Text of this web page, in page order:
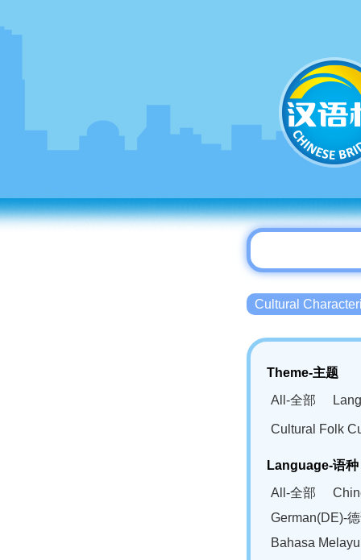
Cultural
Theme-主题
All-全部
Cultural Folk
Language-语种
All-全部
German(DE)-
Bahasa